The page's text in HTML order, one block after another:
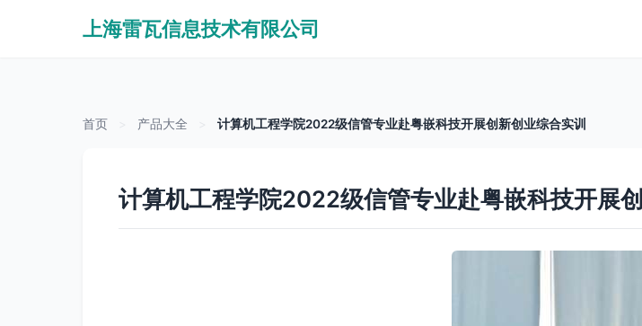
上海雷瓦信息技术有限公司
首页 产品大全 计算机工程学院2022级信管专业赴粤嵌科技开展创新创业综合实训
计算机工程学院2022级信管专业赴粤嵌科技开展